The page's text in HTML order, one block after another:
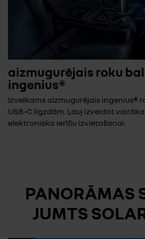
aizmugurējais roku
ingenius®
Izvelkams aizmugurējais ingenius®
USB-C ligzdām. Ļauj izveidot
elektronisko ierīču izvietošanai.
PANORĀMAS
JUMTS